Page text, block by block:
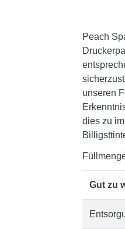
Peach
unseren
dies zu
Gut zu